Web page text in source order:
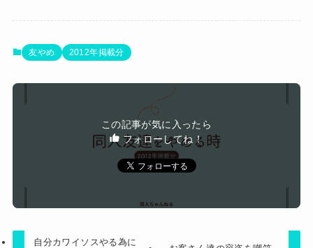
【悲報】映画館の客、ほぼバイオテロレベルのや
【悲報】有名漫画家、がんを公表「大腸癌になっ
【悲報】人気配信者「はっきり言う、ジャングリ
ア沖縄ほんとーーーーーーーーにおもんな
【閲覧注意】元臆女キャバ嬢の首吊り自●配信、
拡散されまくって終わるｗｗｗｗｗｗｗ
Powered by livedoor 相互RSS
友やめ 2012年掲載分
この記事が気に入ったら
フォローしてね！
自分カワイソスやる為に